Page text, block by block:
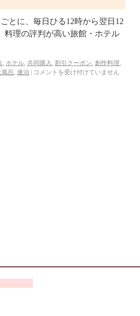
とに、毎日ひる12時から翌日12
料理の評判が高い旅館・ホテル
, ホテル, 共同購入 , 割引クーポン, 創作料理,
呂 , 連泊 コメントを受け付けていません